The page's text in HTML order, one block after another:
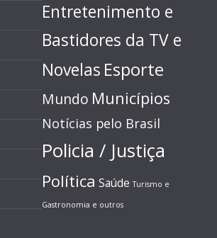
Entretenimento e
Bastidores da TV e
Novelas Esporte
Mundo Municípios
Notícias pelo Brasil
Policia / Justiça
Política Saúde Turismo e
Gastronomia e outros